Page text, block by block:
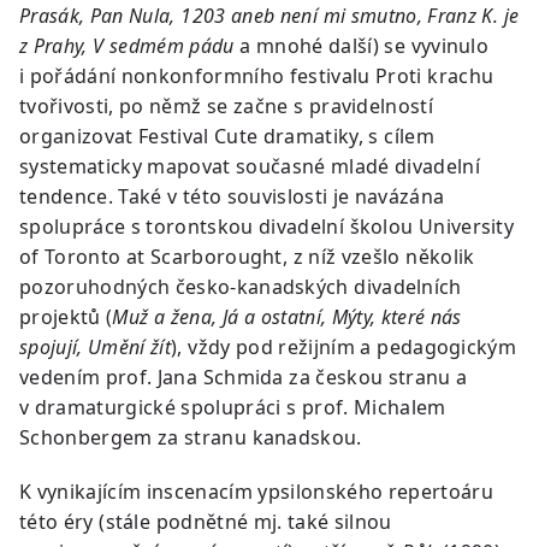
Prasák, Pan Nula, 1203 aneb není mi smutno, Franz K. je
z Prahy, V sedmém pádu a mnohé další) se vyvinulo
i pořádání nonkonformního festivalu Proti krachu
tvořivosti, po němž se začne s pravidelností
organizovat Festival Cute dramatiky, s cílem
systematicky mapovat současné mladé divadelní
tendence. Také v této souvislosti je navázána
spolupráce s torontskou divadelní školou University
of Toronto at Scarborought, z níž vzešlo několik
pozoruhodných česko-kanadských divadelních
projektů (Muž a žena, Já a ostatní, Mýty, které nás
spojují, Umění žít), vždy pod režijním a pedagogickým
vedením prof. Jana Schmida za českou stranu a
v dramaturgické spolupráci s prof. Michalem
Schonbergem za stranu kanadskou.
K vynikajícím inscenacím ypsilonského repertoáru
této éry (stále podnětné mj. také silnou